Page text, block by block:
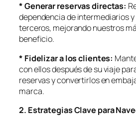
* Generar reservas directas:
dependencia de intermediarios
terceros, mejorando nuestros
beneficio.
* Fidelizar a los clientes:
con ellos después de su viaje
reservas y convertirlos en
marca.
2. Estrategias Clave para